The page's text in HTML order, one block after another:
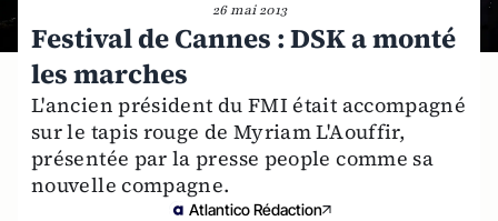
26 mai 2013
Festival de Cannes : DSK a monté
les marches
L'ancien président du FMI était accompagné
sur le tapis rouge de Myriam L'Aouffir,
présentée par la presse people comme sa
nouvelle compagne.
Atlantico Rédaction